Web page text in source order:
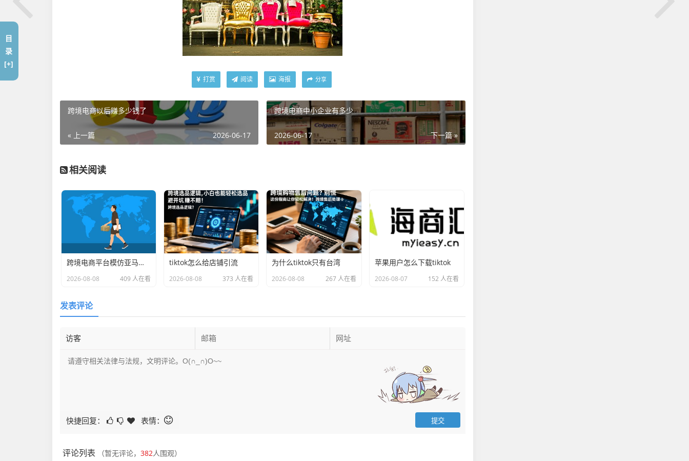
打赏 阅读 海报 分享
跨境电商以后赚多少钱了
« 上一篇 2026-06-17
跨境电商中小企业有多少
下一篇 »
2026-06-17
相关阅读
跨境电商平台模仿亚马逊 的延伸长尾关键词有什么
2026-08-08 409 人在看
tiktok怎么给店铺引流
2026-08-08 373 人在看
为什么tiktok只有台湾
2026-08-08 267 人在看
苹果用户怎么下载tiktok
2026-08-07 152 人在看
发表评论
快捷回复： 表情：
评论列表 （暂无评论， 382人围观）
目
录
[+]